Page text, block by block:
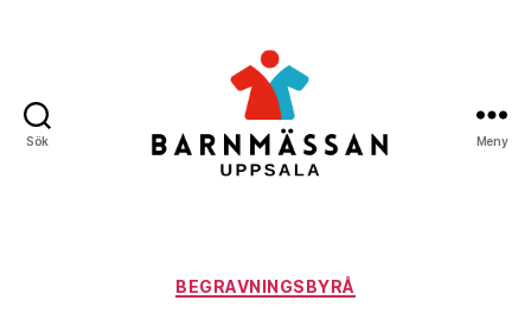
Sök Meny
Kategorier
BEGRAVNINGSBYRÅ